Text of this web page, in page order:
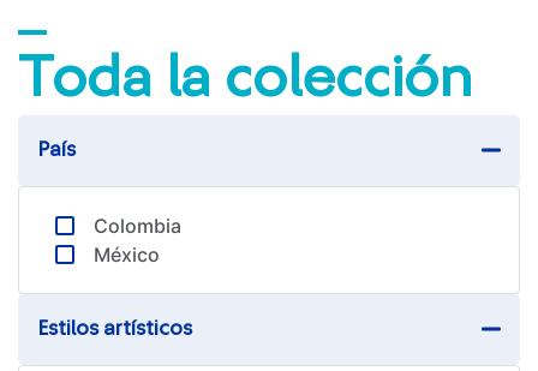
Toda la colección
País
Colombia
México​
Estilos artísticos